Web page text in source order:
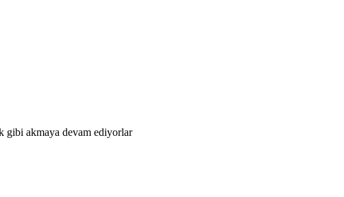
gibi akmaya devam ediyorlar